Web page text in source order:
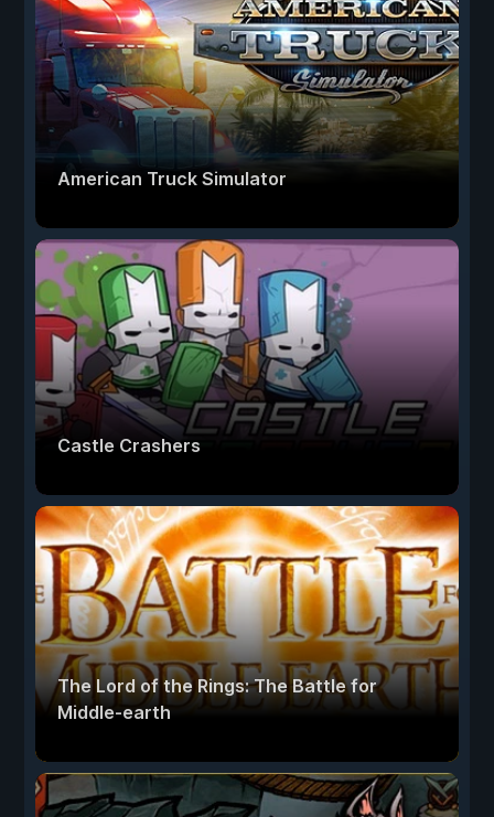
American Truck Simulator
Castle Crashers
The Lord of the Rings: The Battle for
Middle-earth